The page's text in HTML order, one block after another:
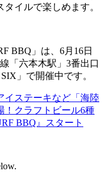
イルで楽しめます。
BBQ」は、6月16日
「六本木駅」3番出口
」で開催中です。
イステーキなど「海陸
！クラフトビール6種
BBQ』スタート